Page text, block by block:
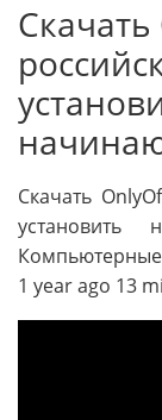
Скачать
1 year ago 13